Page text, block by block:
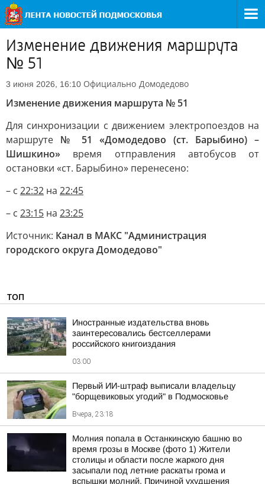
Изменение движения маршрута
№ 51
3 июня 2026, 16:10 Официально Домодедово
Изменение движения маршрута № 51
Для синхронизации с движением электропоездов на
маршруте № 51 «Домодедово (ст. Барыбино) –
Шишкино» время отправления автобусов от
остановки «ст. Барыбино» перенесено:
– с 22:32 на 22:45
– с 23:15 на 23:25
Источник: Канал в МАКС "Администрация
городского округа Домодедово"
ТОП
Иностранные издательства вновь
заинтересовались бестселлерами
российского книгоиздания
03:00
Первый ИИ-штраф выписали владельцу
"борщевиковых угодий" в Подмосковье
Вчера, 23:18
Молния попала в Останкинскую башню во
время грозы в Москве (фото 1) Жители
столицы и области после жаркого дня
засыпали под летние раскаты грома и
вспышки молний. Причиной ухудшения